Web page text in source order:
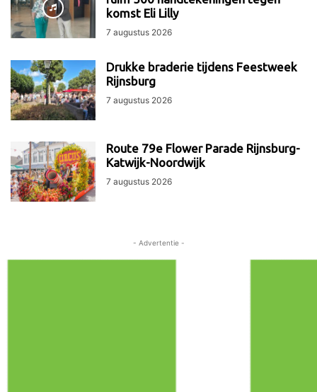
komst Eli Lilly
7 augustus 2026
Drukke braderie tijdens Feestweek
Rijnsburg
7 augustus 2026
Route 79e Flower Parade Rijnsburg-
Katwijk-Noordwijk
7 augustus 2026
- Advertentie -